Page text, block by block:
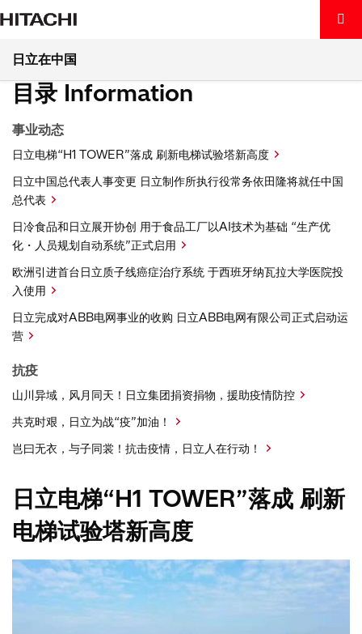
日立在中国
产品及解决方案
产品及解决方案
数字系统及服务
能源
轨道交通
产业互联
医疗健康
关于日立
关于日立
全球日立
日立中国
洞察
洞察
洞察
日立触角
可持续发展
可持续发展
环境
社会
组织管理
可持续发展报告
新闻中心
新闻中心
日立在中国·e通讯
中国 / ZH
联系我们
首页 新闻中心
e通讯 No.43
目录 Information
事业动态
日立电梯“H1 TOWER”落成 刷新电梯试验塔新高度
日立中国总代表人事变更 日立制作所执行役常务依田隆将就任中国
总代表
日冷食品和日立展开协创 用于食品工厂以AI技术为基础 “生产优
化・人员规划自动系统”正式启用
欧洲引进首台日立质子线癌症治疗系统 于西班牙纳瓦拉大学医院投
入使用
日立完成对ABB电网事业的收购 日立ABB电网有限公司正式启动运
营
抗疫
山川异域，风月同天！日立集团捐资捐物，援助疫情防控
共克时艰，日立为战“疫”加油！
岂曰无衣，与子同裳！抗击疫情，日立人在行动！
日立电梯“H1 TOWER”落成 刷新
电梯试验塔新高度